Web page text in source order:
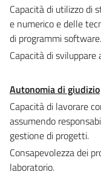
Capacità di utilizzo di
e numerico e delle
di programmi software.
Capacità di
Autonomia di giudizio
Capacità di lavorare
assumendo
gestione di progetti.
Consapevolezza dei
laboratorio.